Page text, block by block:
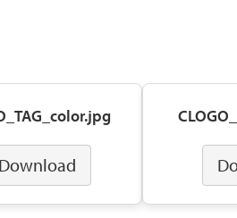
Download